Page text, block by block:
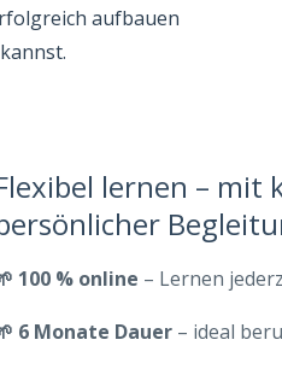
aufbauen
kannst.
lernen –
100 % online – Lernen
6 Monate Dauer– ideal